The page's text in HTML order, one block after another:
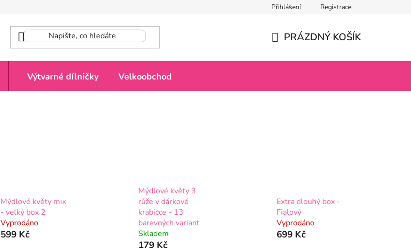
Přihlášení Registrace
NÁKUPNÍ
PRÁZDNÝ KOŠÍK
Výtvarné dílničky Velkoobchod
Mýdlové květy mix
- velký box 2
Vyprodáno
599 Kč
Mýdlové květy 3
růže v dárkové
krabičce - 13
barevných variant
Skladem
179 Kč
Extra dlouhý box -
Fialový
Vyprodáno
699 Kč